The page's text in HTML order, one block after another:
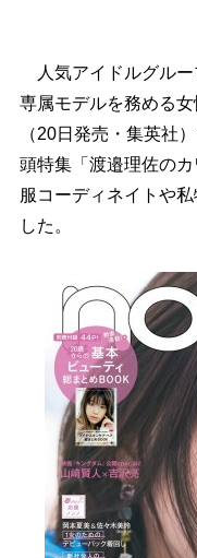
人気アイドルグルー
専属モデルを務める
（20日発売・集英社
頭特集「渡邉理佐の
服コーディネイトや
した。